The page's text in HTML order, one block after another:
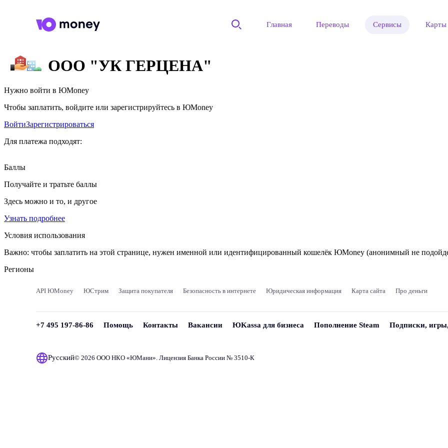
Главная Переводы Сервисы Карты
ООО "УК ГЕРЦЕНА"
Нужно войти в ЮMoney
Чтобы заплатить, войдите или зарегистрируйтесь в ЮMoney
ВойтиЗарегистрироваться
Для платежа подходят:
Баллы
Получайте и тратьте баллы
Здесь можно и то, и другое
Узнать подробнее
Условия использования
Важно: чтобы заплатить на этой странице, нужен именной или идентифицированный кошелёк ЮMoney (анонимный не
Регионы
API ЮMoney ЮСтрим Защита покупателя Безопасность в интернете Юридическая информация Карта сайта Про деньги
+7 495 197-86-86 Помощь Контакты Вакансии ЮKassa для бизнеса Пополнение Steam Подписки,
Русский© 2026 ООО НКО «ЮМани». Лицензия Банка России № 3510‑К